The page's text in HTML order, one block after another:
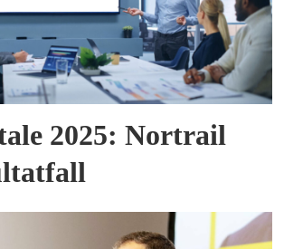
2025: Nortrail